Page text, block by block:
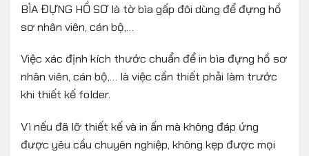
BÌA ĐỰNG HỒ SƠ là tờ bìa gấp đôi dùng để đựng hồ
sơ nhân viên, cán bộ,…
Việc xác định kích thước chuẩn để in bìa đựng hồ sơ
nhân viên, cán bộ,… là việc cần thiết phải làm trước
khi thiết kế folder.
Vì nếu đã lỡ thiết kế và in ấn mà không đáp ứng
được yêu cầu chuyên nghiệp, không kẹp được mọi